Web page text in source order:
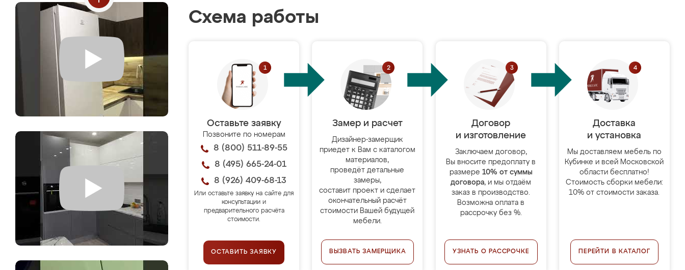
Схема работы
Оставьте заявку
Позвоните по номерам
8 (800) 511-89-55
8 (495) 665-24-01
8 (926) 409-68-13
Или оставьте заявку на сайте для
консультации и
предварительного расчёта
стоимости.
ОСТАВИТЬ ЗАЯВКУ
Замер и расчет
Дизайнер-замерщик
приедет к Вам с каталогом
материалов,
проведёт детальные
замеры,
составит проект и сделает
окончательный расчёт
стоимости Вашей будущей
мебели.
ВЫЗВАТЬ ЗАМЕРЩИКА
Договор
и изготовление
Заключаем договор,
Вы вносите предоплату в
размере 10% от суммы
договора, и мы отдаём
заказ в производство.
Возможна оплата в
рассрочку без %.
УЗНАТЬ О РАССРОЧКЕ
Доставка
и установка
Мы доставляем мебель по
Кубинке и всей Московской
области бесплатно!
Стоимость сборки мебели:
10% от стоимости заказа.
ПЕРЕЙТИ В КАТАЛОГ